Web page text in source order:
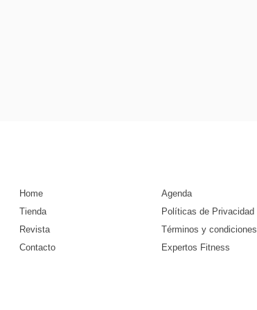
Home
Tienda
Revista
Contacto
Agenda
Políticas de Privacidad
Términos y condiciones
Expertos Fitness